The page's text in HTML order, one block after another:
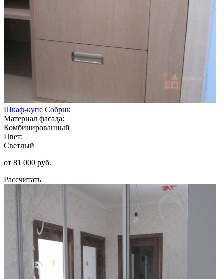
Шкаф-купе Собрик
Материал фасада:
Комбинированный
Цвет:
Светлый
от 81 000 руб.
Рассчитать